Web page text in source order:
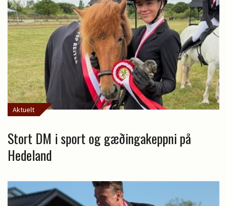
Aktuelt
Stort DM i sport og gæðingakeppni på
Hedeland